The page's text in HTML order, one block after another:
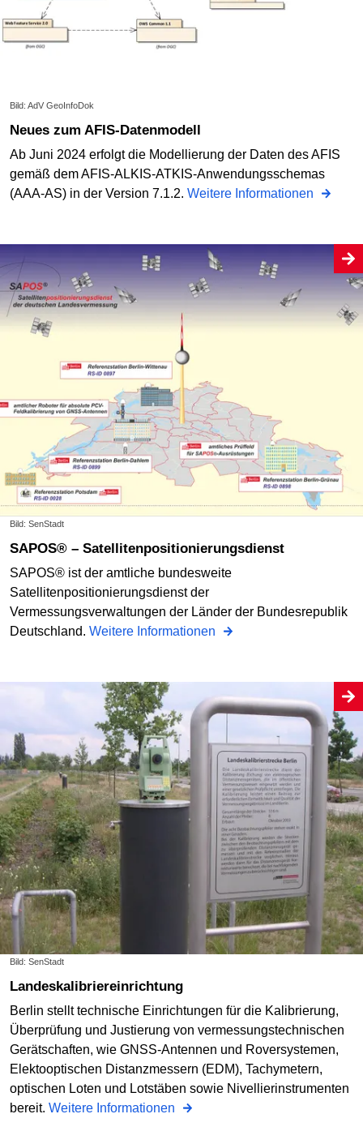
Bild: AdV GeoInfoDok
Neues zum AFIS-Datenmodell
Ab Juni 2024 erfolgt die Modellierung der Daten des AFIS
gemäß dem AFIS-ALKIS-ATKIS-Anwendungsschemas
(AAA-AS) in der Version 7.1.2. Weitere Informationen
Bild: SenStadt
SAPOS® – Satelliten­positionierungsdienst
SAPOS® ist der amtliche bundesweite
Satellitenpositionierungsdienst der
Vermessungsverwaltungen der Länder der Bundesrepublik
Deutschland. Weitere Informationen
Bild: SenStadt
Landeskalibrier­einrichtung
Berlin stellt technische Einrichtungen für die Kalibrierung,
Überprüfung und Justierung von vermessungstechnischen
Gerätschaften, wie GNSS-Antennen und Roversystemen,
Elektooptischen Distanzmessern (EDM), Tachymetern,
optischen Loten und Lotstäben sowie Nivellierinstrumenten
bereit. Weitere Informationen